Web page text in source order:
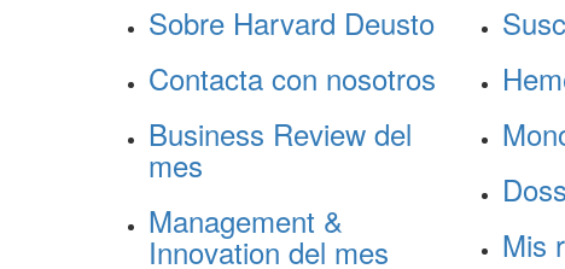
Sobre Harvard Deusto
Contacta con nosotros
Business Review del
mes
Management &
Innovation del mes
Mis